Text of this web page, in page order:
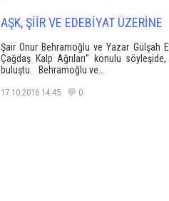
AŞK, ŞİİR VE EDEBİYAT ÜZERİNE
Şair Onur Behramoğlu ve Yazar Gülşah
Çağdaş Kalp Ağrıları” konulu
buluştu. Behramoğlu ve…
17.10.2016 14:45 💬 0